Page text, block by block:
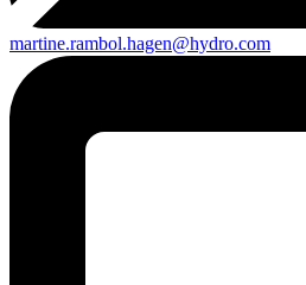
martine.rambol.hagen@hydro.com